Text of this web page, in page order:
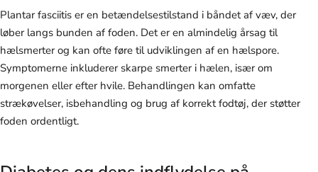
Plantar fasciitis er en betændelsestilstand i båndet af væv, der
løber langs bunden af foden. Det er en almindelig årsag til
hælsmerter og kan ofte føre til udviklingen af en hælspore.
Symptomerne inkluderer skarpe smerter i hælen, især om
morgenen eller efter hvile. Behandlingen kan omfatte
strækøvelser, isbehandling og brug af korrekt fodtøj, der støtter
foden ordentligt.